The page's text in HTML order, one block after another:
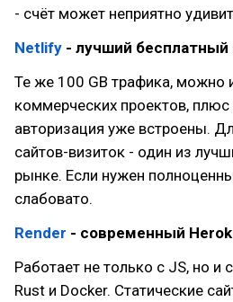
- счёт может неприятно
Netlify - лучший бесплатный
Те же 100 GB трафика, можно
коммерческих проектов,
авторизация уже встроены.
сайтов-визиток - один из
рынке. Если нужен
слабовато.
Render - современный
Работает не только с JS, но и
Rust и Docker. Статические